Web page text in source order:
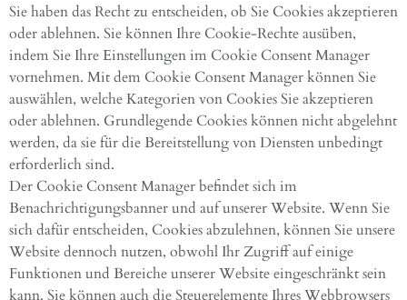
Sie haben das Recht zu entscheiden, ob Sie Cookies akzeptieren
oder ablehnen. Sie können Ihre Cookie-Rechte ausüben,
indem Sie Ihre Einstellungen im Cookie Consent Manager
vornehmen. Mit dem Cookie Consent Manager können Sie
auswählen, welche Kategorien von Cookies Sie akzeptieren
oder ablehnen. Grundlegende Cookies können nicht abgelehnt
werden, da sie für die Bereitstellung von Diensten unbedingt
erforderlich sind.
Der Cookie Consent Manager befindet sich im
Benachrichtigungsbanner und auf unserer Website. Wenn Sie
sich dafür entscheiden, Cookies abzulehnen, können Sie unsere
Website dennoch nutzen, obwohl Ihr Zugriff auf einige
Funktionen und Bereiche unserer Website eingeschränkt sein
kann. Sie können auch die Steuerelemente Ihres Webbrowsers